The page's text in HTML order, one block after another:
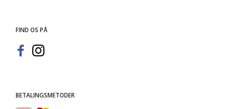
FIND OS PÅ
BETALINGSMETODER